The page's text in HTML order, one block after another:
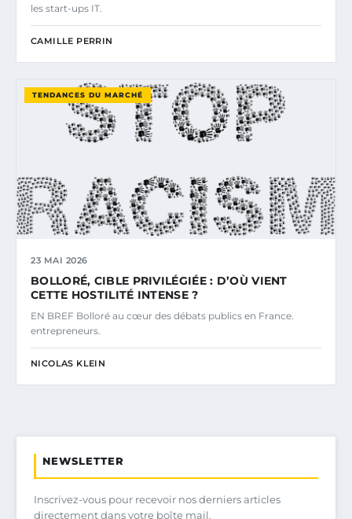
les start-ups IT.
CAMILLE PERRIN
TENDANCES DU MARCHÉ
23 MAI 2026
BOLLORÉ, CIBLE PRIVILÉGIÉE : D’OÙ VIENT
CETTE HOSTILITÉ INTENSE ?
EN BREF Bolloré au cœur des débats publics en France.
entrepreneurs.
NICOLAS KLEIN
NEWSLETTER
Inscrivez-vous pour recevoir nos derniers articles
directement dans votre boîte mail.